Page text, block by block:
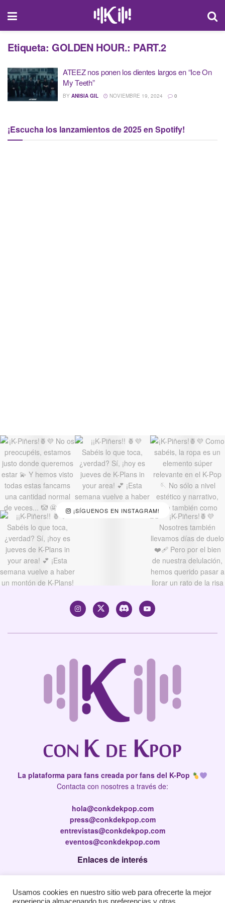
Etiqueta: GOLDEN HOUR.: PART.2
ATEEZ nos ponen los dientes largos en “Ice On
My Teeth”
BY ANISIA GIL NOVIEMBRE 19, 2024 0
¡Escucha los lanzamientos de 2025 en Spotify!
¡SÍGUENOS EN INSTAGRAM!
La plataforma para fans creada por fans del K-Pop
Contacta con nosotres a través de:
hola@conkdekpop.com
press@conkdekpop.com
entrevistas@conkdekpop.com
eventos@conkdekpop.com
Enlaces de interés
Política de privacidad
Usamos cookies en nuestro sitio web para ofrecerte la mejor